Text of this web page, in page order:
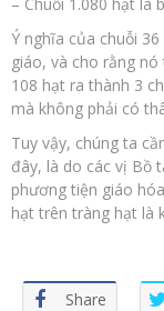
Ý nghĩa của chuỗi
giáo, và cho rằng
108 hạt ra thành 3
mà không phải có
Tuy vậy, chúng ta
đây, là do các vị Bồ
phương tiện giáo
hạt trên tràng hạt là
Share